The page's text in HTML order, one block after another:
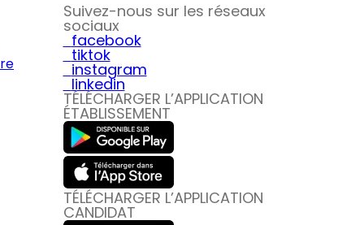
Suivez-nous sur les réseaux
sociaux
facebook
tiktok
instagram
linkedin
TÉLÉCHARGER L’APPLICATION
ÉTABLISSEMENT
TÉLÉCHARGER L’APPLICATION
CANDIDAT